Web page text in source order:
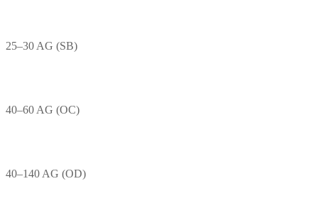
25–30 AG (SB)
40–60 AG (OC)
40–140 AG (OD)